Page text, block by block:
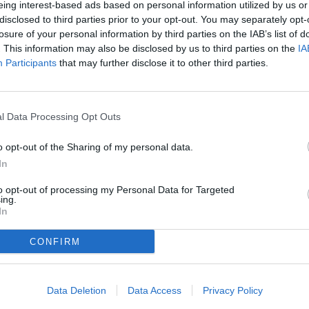
interest-based ads based on personal information utilized by us
to third parties prior to your opt-out. You may separately
of your personal information by third parties on the IAB’s list of
This information may also be disclosed by us to third parties on the
Participants that may further disclose it to other third parties.
Data Processing Opt Outs
opt-out of the Sharing of my personal data.
opt-out of processing my Personal Data for Targeted
CONFIRM
Data Deletion Data Access Privacy Policy
el tècnic Carles Manso, en un partit en
arbitral, però ha lamentat que avui a